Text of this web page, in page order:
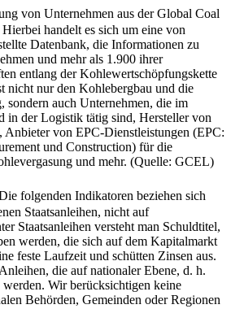
von Unternehmen aus der Global Coal
handelt es sich um eine von
Datenbank, die Informationen zu
und mehr als 1.900 ihrer
entlang der Kohlewertschöpfungskette
nicht nur den Kohlebergbau und die
sondern auch Unternehmen, die im
in der Logistik tätig sind, Hersteller von
von EPC-Dienstleistungen (EPC:
und Construction) für die
und mehr. (Quelle: GCEL)
folgenden Indikatoren beziehen sich
Staatsanleihen, nicht auf
Staatsanleihen versteht man Schuldtitel,
werden, die sich auf dem Kapitalmarkt
feste Laufzeit und schütten Zinsen aus.
die auf nationaler Ebene, d. h.
werden. Wir berücksichtigen keine
Behörden, Gemeinden oder Regionen